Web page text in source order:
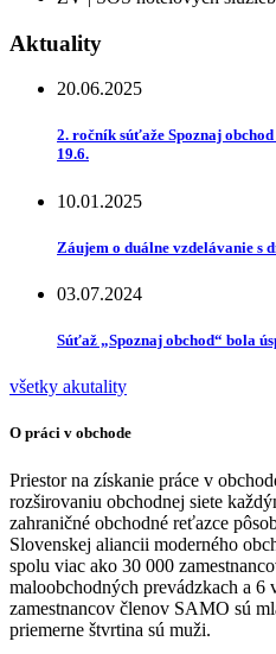
Aktuality
20.06.2025
2. ročník súťaže Spoznaj
19.6.
10.01.2025
Záujem o duálne vzdelávanie s
03.07.2024
Súťaž „Spoznaj obchod“ bola
všetky akutality
O práci v obchode
Priestor na získanie práce v
rozširovaniu obchodnej siete
zahraničné obchodné reťazce
Slovenskej aliancii moderného
spolu viac ako 30 000
maloobchodných prevádzkach a
zamestnancov členov SAMO sú
priemerne štvrtina sú muži.